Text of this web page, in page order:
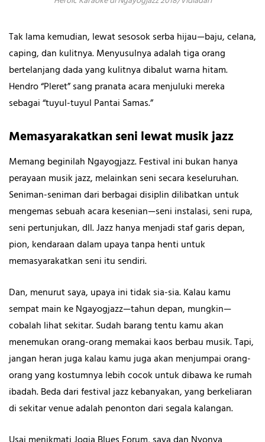
Tak lama kemudian, lewat sesosok serba hijau—baju, celana,
caping, dan kulitnya. Menyusulnya adalah tiga orang
bertelanjang dada yang kulitnya dibalut warna hitam.
Hendro “Pleret” sang pranata acara menjuluki mereka
sebagai “tuyul-tuyul Pantai Samas.”
Memasyarakatkan seni lewat musik jazz
Memang beginilah Ngayogjazz. Festival ini bukan hanya
perayaan musik jazz, melainkan seni secara keseluruhan.
Seniman-seniman dari berbagai disiplin dilibatkan untuk
mengemas sebuah acara kesenian—seni instalasi, seni rupa,
seni pertunjukan, dll. Jazz hanya menjadi staf garis depan,
pion, kendaraan dalam upaya tanpa henti untuk
memasyarakatkan seni itu sendiri.
Dan, menurut saya, upaya ini tidak sia-sia. Kalau kamu
sempat main ke Ngayogjazz—tahun depan, mungkin—
cobalah lihat sekitar. Sudah barang tentu kamu akan
menemukan orang-orang memakai kaos berbau musik. Tapi,
jangan heran juga kalau kamu juga akan menjumpai orang-
orang yang kostumnya lebih cocok untuk dibawa ke rumah
ibadah. Beda dari festival jazz kebanyakan, yang berkeliaran
di sekitar venue adalah penonton dari segala kalangan.